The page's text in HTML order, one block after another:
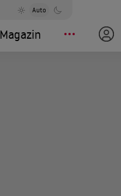
Auto
Magazin